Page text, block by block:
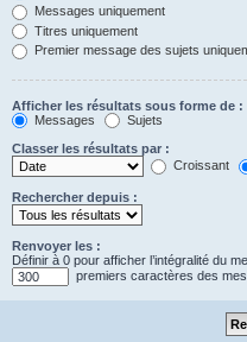
Messages uniquement
Titres uniquement
Premier message des sujets
Afficher les résultats sous forme de :
Messages
Sujets
Classer les résultats par :
Croissant
Rechercher depuis :
Renvoyer les :
Définir à 0 pour afficher l’intégralité du
premiers caractères des